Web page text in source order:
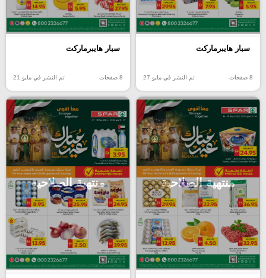
سبار هايبرماركت
8 صفحات تم النشر في مايو 27
سبار هايبرماركت
8 صفحات تم النشر في مايو 21
منتهية الصلاحية منتهية الصلاحية